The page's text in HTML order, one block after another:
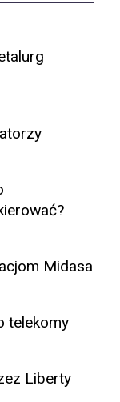
Midasa
telekomy
Liberty